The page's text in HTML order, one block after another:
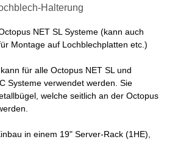
Halterung
NET SL Systeme (kann auch
Montage auf Lochblechplatten etc.)
für alle Octopus NET SL und
Systeme verwendet werden. Sie
welche seitlich an der Octopus
in einem 19" Server-Rack (1HE),